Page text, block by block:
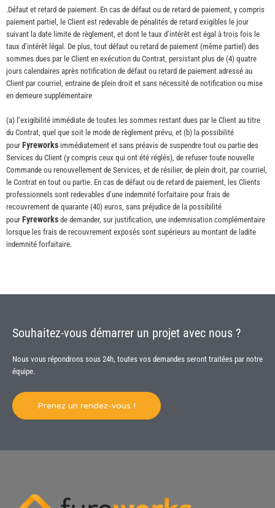
.Défaut et retard de paiement. En cas de défaut ou de retard de paiement, y compris
paiement partiel, le Client est redevable de pénalités de retard exigibles le jour
suivant la date limite de règlement, et dont le taux d’intérêt est égal à trois fois le
taux d’intérêt légal. De plus, tout défaut ou retard de paiement (même partiel) des
sommes dues par le Client en exécution du Contrat, persistant plus de (4) quatre
jours calendaires après notification de défaut ou retard de paiement adressé au
Client par courriel, entraine de plein droit et sans nécessité de notification ou mise
en demeure supplémentaire
(a) l’exigibilité immédiate de toutes les sommes restant dues par le Client au titre
du Contrat, quel que soit le mode de règlement prévu, et (b) la possibilité
pour Fyreworks immédiatement et sans préavis de suspendre tout ou partie des
Services du Client (y compris ceux qui ont été réglés), de refuser toute nouvelle
Commande ou renouvellement de Services, et de résilier, de plein droit, par courriel,
le Contrat en tout ou partie. En cas de défaut ou de retard de paiement, les Clients
professionnels sont redevables d’une indemnité forfaitaire pour frais de
recouvrement de quarante (40) euros, sans préjudice de la possibilité
pour Fyreworks de demander, sur justification, une indemnisation complémentaire
lorsque les frais de recouvrement exposés sont supérieurs au montant de ladite
indemnité forfaitaire.
Souhaitez-vous démarrer un projet avec nous ?
Nous vous répondrons sous 24h, toutes vos demandes seront traitées par notre
équipe.
Prenez un rendez-vous !